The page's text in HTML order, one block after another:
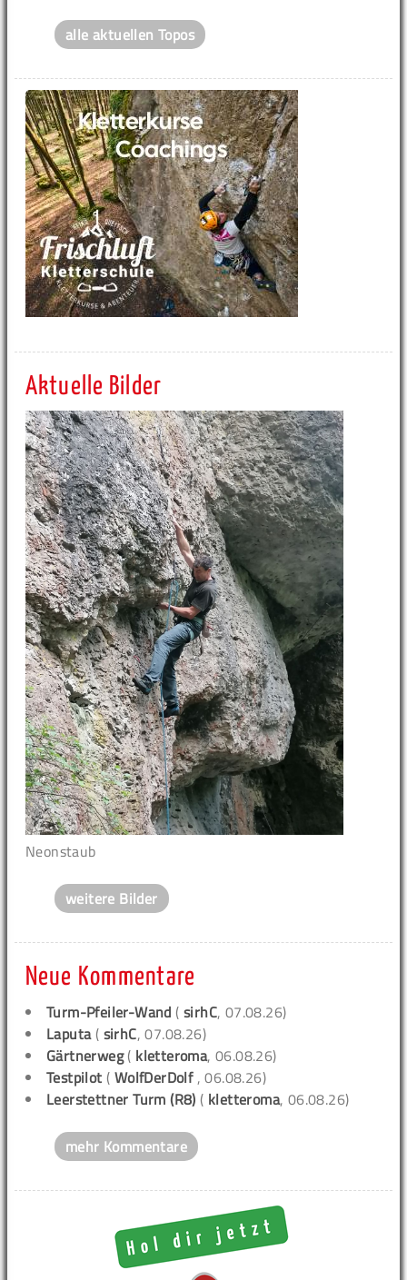
alle aktuellen Topos
Aktuelle Bilder
Neonstaub
weitere Bilder
Neue Kommentare
Turm-Pfeiler-Wand (sirhC, 07.08.26)
Laputa( sirhC, 07.08.26)
Gärtnerweg( kletteroma, 06.08.26)
Testpilot ( WolfDerDolf , 06.08.26)
Leerstettner Turm (R8) ( kletteroma, 06.08.26)
mehr Kommentare